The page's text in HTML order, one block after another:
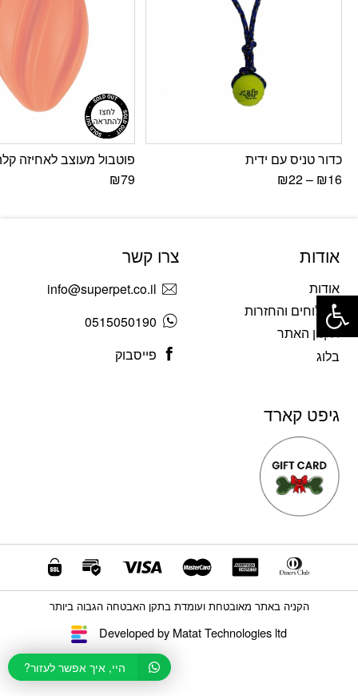
כדור טניס עם ידית
₪16
–
₪22
פוטבול מעוצב לאחיזה
₪79
אודות
אודות
משלוחים והחזרות
תקנון האתר
בלוג
צרו קשר
info@superpet.co.il
0515050190
פייסבוק
גיפט קארד
Developed by Matat Technologies ltd
הקניה באתר מאובטחת ועומדת בתקן האבטחה הגבוה ביותר
היי, איך אפשר לעזור?
פתח סרגל נגישות